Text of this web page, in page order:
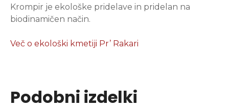
Krompir je ekološke pridelave in pridelan na
biodinamičen način.
Več o ekološki kmetiji Pr’ Rakari
Podobni izdelki